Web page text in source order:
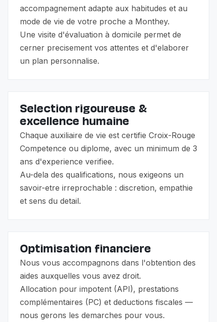
accompagnement adapte aux habitudes et au
mode de vie de votre proche a Monthey.
Une visite d'évaluation à domicile permet de
cerner precisement vos attentes et d'elaborer
un plan personnalise.
Selection rigoureuse &
excellence humaine
Chaque auxiliaire de vie est certifie Croix-Rouge
Competence ou diplome, avec un minimum de 3
ans d'experience verifiee.
Au-dela des qualifications, nous exigeons un
savoir-etre irreprochable : discretion, empathie
et sens du detail.
Optimisation financiere
Nous vous accompagnons dans l'obtention des
aides auxquelles vous avez droit.
Allocation pour impotent (API), prestations
complémentaires (PC) et deductions fiscales —
nous gerons les demarches pour vous.